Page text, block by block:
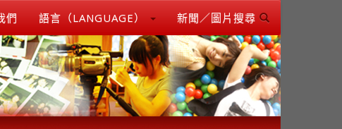
們 語言（LANGUAGE） 新聞／圖片搜尋